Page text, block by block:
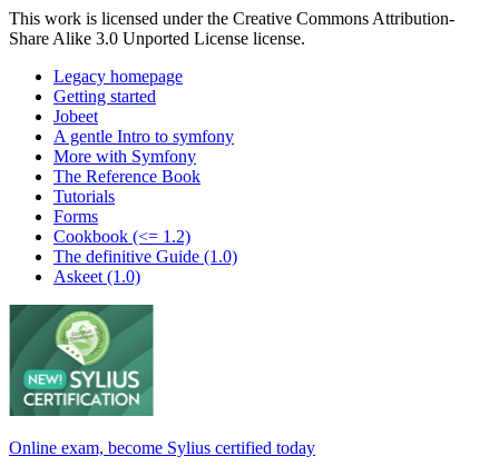
This work is licensed under the Creative Commons Attribution-
Share Alike 3.0 Unported License license.
Legacy homepage
Getting started
Jobeet
A gentle Intro to symfony
More with Symfony
The Reference Book
Tutorials
Forms
Cookbook (<= 1.2)
The definitive Guide (1.0)
Askeet (1.0)
Online exam, become Sylius certified today